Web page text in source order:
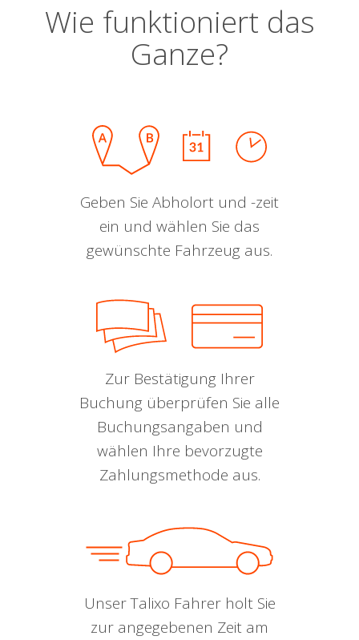
Wie funktioniert das
Ganze?
Geben Sie Abholort und -zeit
ein und wählen Sie das
gewünschte Fahrzeug aus.
Zur Bestätigung Ihrer
Buchung überprüfen Sie alle
Buchungsangaben und
wählen Ihre bevorzugte
Zahlungsmethode aus.
Unser Talixo Fahrer holt Sie
zur angegebenen Zeit am